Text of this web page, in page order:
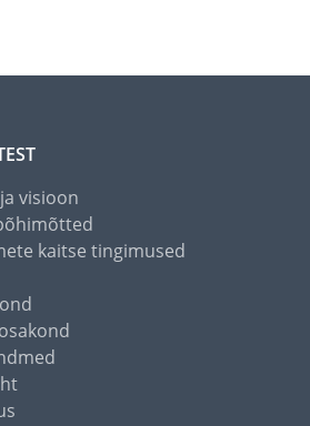
visioon
kaitse tingimused